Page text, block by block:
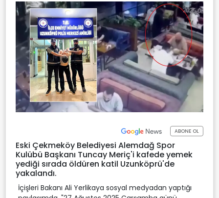
ABONE OL
Eski Çekmeköy Belediyesi Alemdağ Spor
Kulübü Başkanı Tuncay Meriç'i kafede yemek
yediği sırada öldüren katil Uzunköprü'de
yakalandı.
İçişleri Bakanı Ali Yerlikaya sosyal medyadan yaptığı